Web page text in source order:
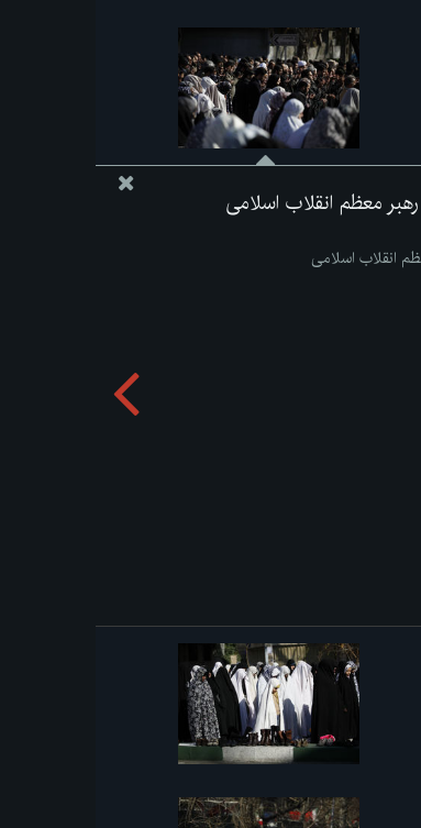
معظم انقلاب اسلامی
انقلاب اسلامی